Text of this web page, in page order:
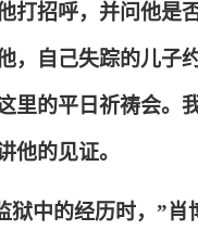
打招呼，并问他是
，自己失踪的儿子
里的平日祈祷会。
他的见证。
中的经历时， ”肖